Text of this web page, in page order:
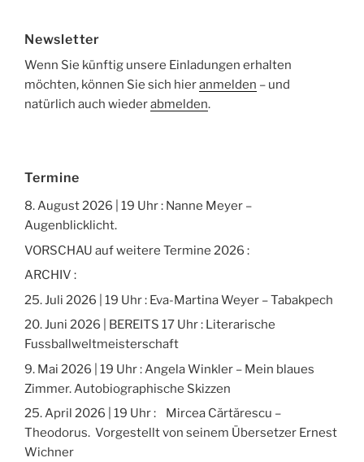
Newsletter
Wenn Sie künftig unsere Einladungen erhalten
möchten, können Sie sich hieranmelden – und
natürlich auch wiederabmelden.
Termine
8. August 2026 | 19 Uhr : Nanne Meyer –
Augenblicklicht.
VORSCHAU auf weitere Termine 2026 :
ARCHIV :
25. Juli 2026 | 19 Uhr : Eva-Martina Weyer – Tabakpech
20. Juni 2026 | BEREITS 17 Uhr : Literarische
Fussballweltmeisterschaft
9. Mai 2026 | 19 Uhr : Angela Winkler – Mein blaues
Zimmer. Autobiographische Skizzen
25. April 2026 | 19 Uhr : Mircea Cărtărescu –
Theodorus. Vorgestellt von seinem Übersetzer Ernest
Wichner